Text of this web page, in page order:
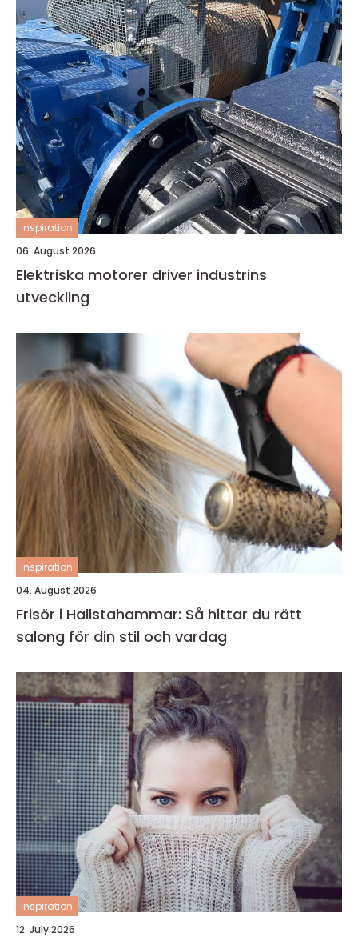
inspiration
06. August 2026
Elektriska motorer driver industrins
utveckling
inspiration
04. August 2026
Frisör i Hallstahammar: Så hittar du rätt
salong för din stil och vardag
inspiration
12. July 2026